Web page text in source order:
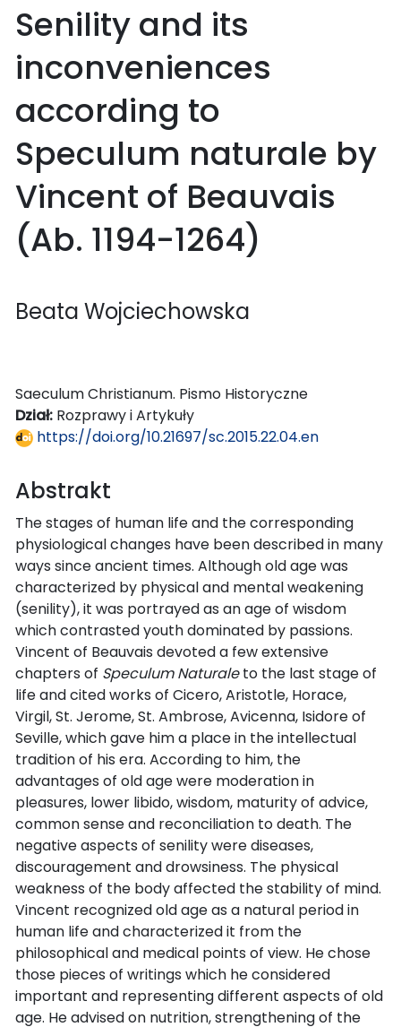
Senility and its
inconveniences
according to
Speculum naturale by
Vincent of Beauvais
(Ab. 1194-1264)
Beata Wojciechowska
Saeculum Christianum. Pismo Historyczne
Dział: Rozprawy i Artykuły
https://doi.org/10.21697/sc.2015.22.04.en
Abstrakt
The stages of human life and the corresponding
physiological changes have been described in many
ways since ancient times. Although old age was
characterized by physical and mental weakening
(senility), it was portrayed as an age of wisdom
which contrasted youth dominated by passions.
Vincent of Beauvais devoted a few extensive
chapters of Speculum Naturaleto the last stage of
life and cited works of Cicero, Aristotle, Horace,
Virgil, St. Jerome, St. Ambrose, Avicenna, Isidore of
Seville, which gave him a place in the intellectual
tradition of his era. According to him, the
advantages of old age were moderation in
pleasures, lower libido, wisdom, maturity of advice,
common sense and reconciliation to death. The
negative aspects of senility were diseases,
discouragement and drowsiness. The physical
weakness of the body affected the stability of mind.
Vincent recognized old age as a natural period in
human life and characterized it from the
philosophical and medical points of view. He chose
those pieces of writings which he considered
important and representing different aspects of old
age. He advised on nutrition, strengthening of the